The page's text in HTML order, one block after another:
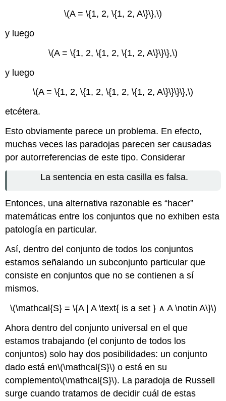
\(A = \{1, 2, \{1, 2, A\}\},\)
y luego
\(A = \{1, 2, \{1, 2, \{1, 2, A\}\}\},\)
y luego
\(A = \{1, 2, \{1, 2, \{1, 2, \{1, 2, A\}\}\}\},\)
etcétera.
Esto obviamente parece un problema. En efecto,
muchas veces las paradojas parecen ser causadas
por autorreferencias de este tipo. Considerar
La sentencia en esta casilla es falsa.
Entonces, una alternativa razonable es “hacer”
matemáticas entre los conjuntos que no exhiben esta
patología en particular.
Así, dentro del conjunto de todos los conjuntos
estamos señalando un subconjunto particular que
consiste en conjuntos que no se contienen a sí
mismos.
\(\mathcal{S} = \{A | A \text{ is a set } ∧ A \notin A\}\)
Ahora dentro del conjunto universal en el que
estamos trabajando (el conjunto de todos los
conjuntos) solo hay dos posibilidades: un conjunto
dado está en\(\mathcal{S}\) o está en su
complemento\(\mathcal{S}\). La paradoja de Russell
surge cuando tratamos de decidir cuál de estas